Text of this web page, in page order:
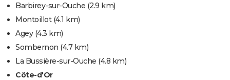
Barbirey-sur-Ouche (2.9 km)
Montoillot(4.1 km)
Agey(4.3 km)
Sombernon (4.7 km)
La Bussière-sur-Ouche (4.8 km)
Côte-d'Or